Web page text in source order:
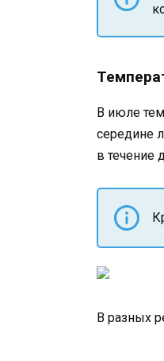
В июле
середине
в течение
В разных